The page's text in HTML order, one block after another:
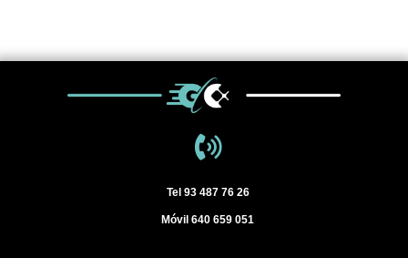
Tel 93 487 76 26
Móvil 640 659 051